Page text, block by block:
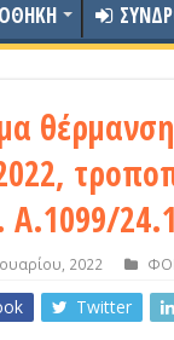
2022
Twitter